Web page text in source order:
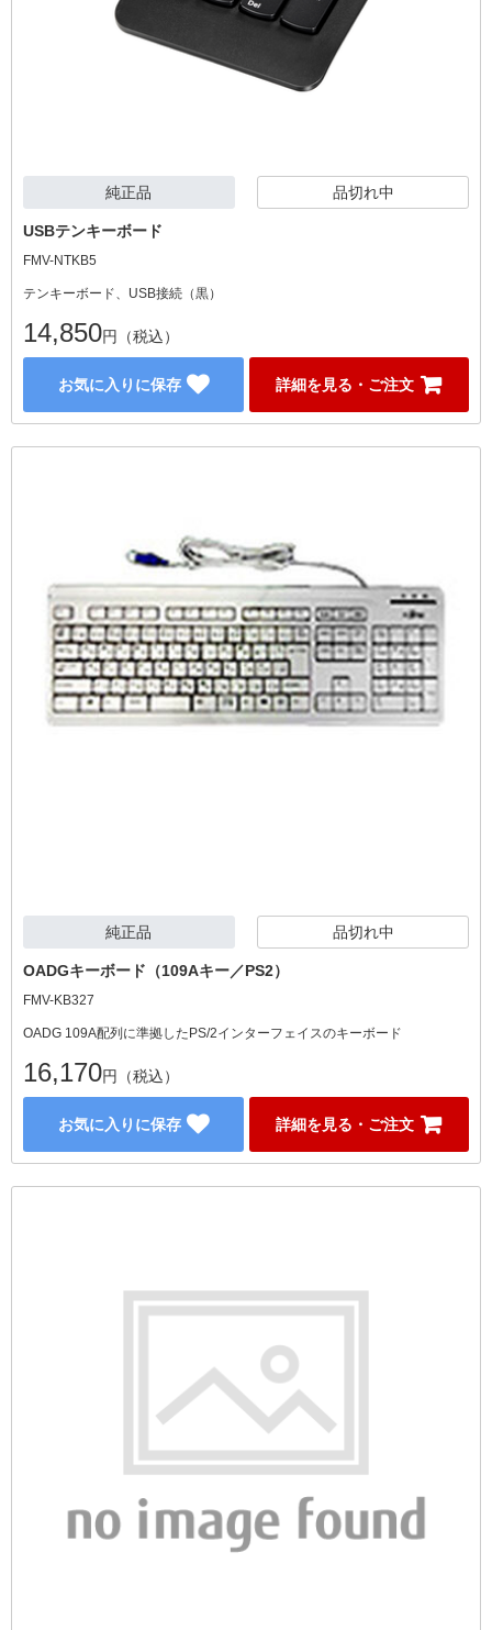
純正品 品切れ中
USBテンキーボード
FMV-NTKB5
テンキーボード、USB接続（黒）
14,850円（税込）
お気に入りに保存 詳細を見る・ご注文
純正品 品切れ中
OADGキーボード（109Aキー／PS2）
FMV-KB327
OADG 109A配列に準拠したPS/2インターフェイスのキーボード
16,170円（税込）
お気に入りに保存 詳細を見る・ご注文